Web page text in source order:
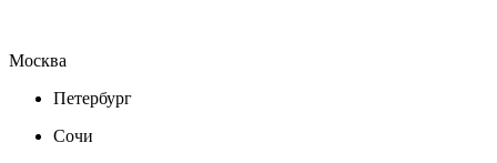
Москва
Петербург
Сочи